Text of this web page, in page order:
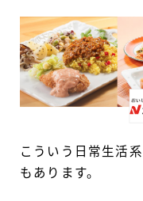
こういう日常生活
もあります。